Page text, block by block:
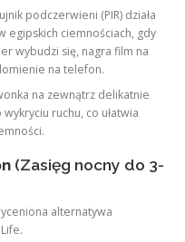
podczerwieni (PIR) działa
egipskich ciemnościach, gdy
wybudzi się, nagra film na
na telefon.
na zewnątrz delikatnie
ruchu, co ułatwia
(Zasięg nocny do 3-
alternatywa